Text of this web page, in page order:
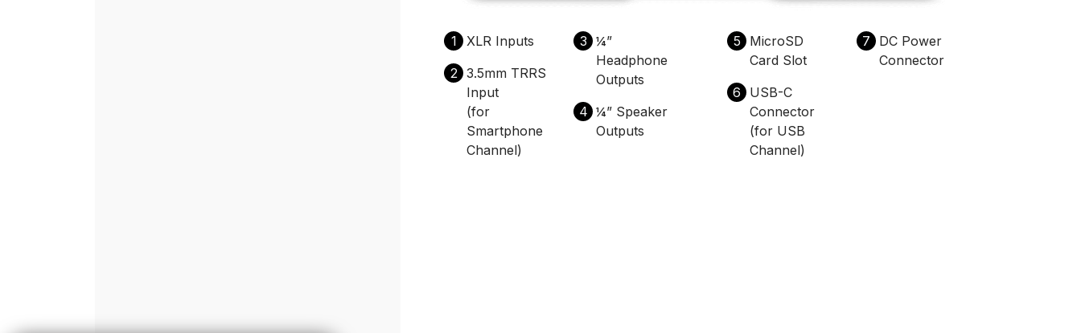
1
XLR Inputs
2 3.5mm TRRS
Input
(for
Smartphone
Channel)
3 ¼”
Headphone
Outputs
4 ¼” Speaker
Outputs
5
MicroSD
Card Slot
6
USB-C
Connector
(for USB
Channel)
7
DC Power
Connector